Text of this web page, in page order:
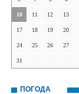
10 11 12 13
17 18 19 20
24 25 26 27
31
ПОГОДА